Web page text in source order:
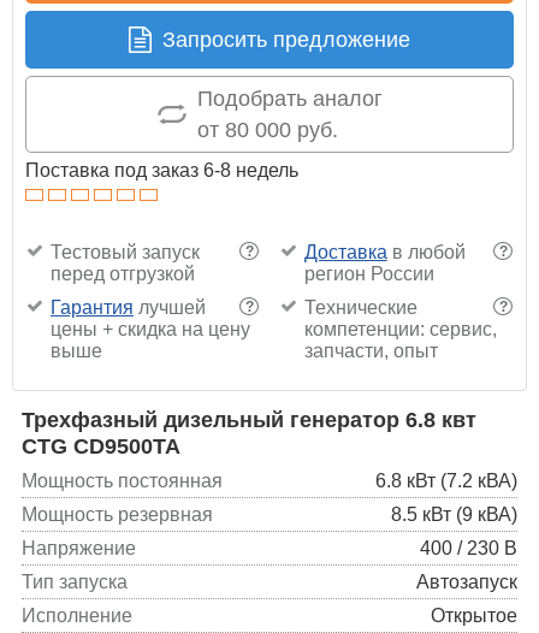
Запросить предложение
Подобрать аналог
от 80 000 руб.
Поставка под заказ 6-8 недель
?
Тестовый запуск
перед отгрузкой
?
Доставка в любой
регион России
?
Гарантия лучшей
цены + скидка на цену
выше
?
Технические
компетенции: сервис,
запчасти, опыт
Трехфазный дизельный генератор 6.8 квт
CTG CD9500TA
Мощность постоянная
6.8 кВт (7.2 кВА)
Мощность резервная
8.5 кВт (9 кВА)
Напряжение
400 / 230 В
Тип запуска
Автозапуск
Исполнение
Открытое